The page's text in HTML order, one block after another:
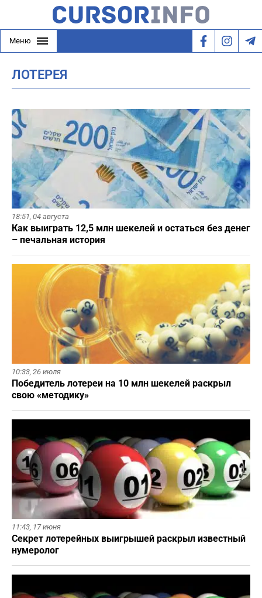
Меню
ЛОТЕРЕЯ
18:51, 04 августа
Как выиграть 12,5 млн шекелей и остаться без денег
– печальная история
10:33, 26 июля
Победитель лотереи на 10 млн шекелей раскрыл
свою «методику»
11:43, 17 июня
Секрет лотерейных выигрышей раскрыл известный
нумеролог